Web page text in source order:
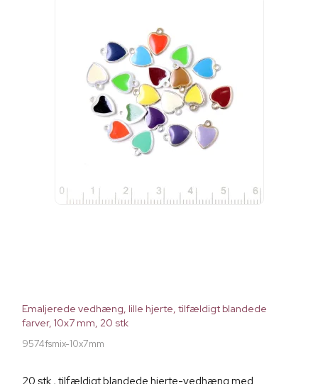
Emaljerede vedhæng, lille hjerte, tilfældigt blandede
farver, 10x7 mm, 20 stk
9574fsmix-10x7mm